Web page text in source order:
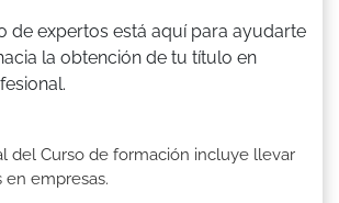
de expertos está aquí para ayudarte
la obtención de tu título en
del Curso de formación incluye llevar
en empresas.